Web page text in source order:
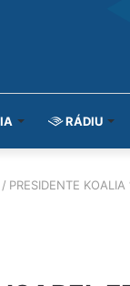
RÁDIU
/ PRESIDENTE